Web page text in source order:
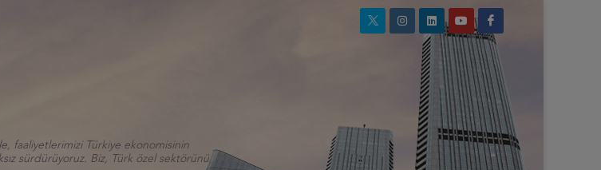
faaliyetlerimizi Türkiye ekonomisinin
sürdürüyoruz. Biz, Türk özel sektörünü